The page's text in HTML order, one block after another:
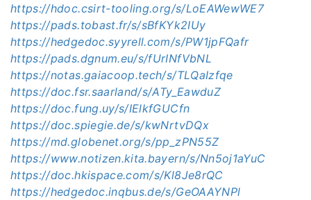
https://hdoc.csirt-tooling.org/s/LoEAWewWE7
https://pads.tobast.fr/s/sBfKYk2IUy
https://hedgedoc.syyrell.com/s/PW1jpFQafr
https://pads.dgnum.eu/s/fUrINfVbNL
https://notas.gaiacoop.tech/s/TLQaIzfqe
https://doc.fsr.saarland/s/ATy_EawduZ
https://doc.fung.uy/s/IElkfGUCfn
https://doc.spiegie.de/s/kwNrtvDQx
https://md.globenet.org/s/pp_zPN55Z
https://www.notizen.kita.bayern/s/Nn5oj1aYuC
https://doc.hkispace.com/s/Kl8Je8rQC
https://hedgedoc.inqbus.de/s/GeOAAYNPl